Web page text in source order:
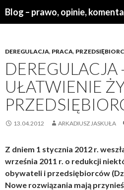
DEREGULACJA, PRACA,
DEREGULACJA
UŁATWIENIE
13.04.2012 ARKADIUSZ JASKUŁA
Z dniem 1 stycznia 2012 r.
września 2011 r. o redukcji
obywateli i przedsiębiorców
Nowe rozwiązania mają